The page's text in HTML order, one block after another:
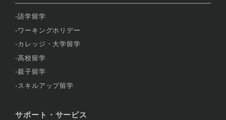
語学留学
ワーキングホリデー
カレッジ・大学留学
高校留学
親子留学
スキルアップ留学
サポート・サービス